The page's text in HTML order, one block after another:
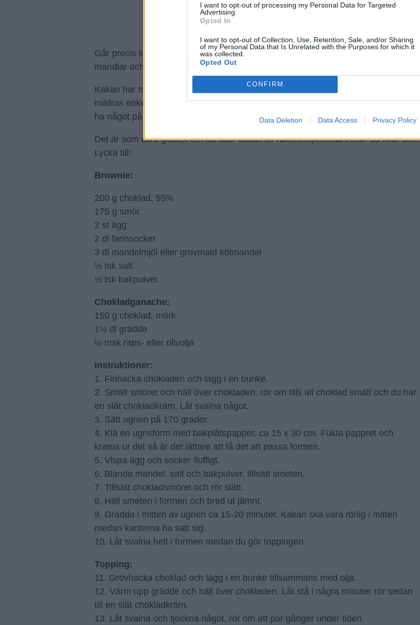
I want to opt-out of processing my Personal Data for Targeted
Advertising.
Opted In
I want to opt-out of Collection, Use, Retention, Sale, and/or Sharing
of my Personal Data that Is Unrelated with the Purposes for which it
was collected.
Opted Out
CONFIRM
Data Deletion Data Access Privacy Policy
Går precis lika bra med mandelmjöl och om du vill kan du grovhacka några extra
mandlar och hälla i.
Kakan har mycket och kraftig chokladsmak som, om du inte gillar det, kan
mildras enkelt om du väljer ljus choklad till toppingen. Du kan såklart skippa att
ha något på helt.
Det är som allra godast om du låter kakan bli rumstempererad innan du fikar den.
Lycka till!
Brownie:
200 g choklad, 55%
175 g smör
2 st ägg
2 dl farinsocker
3 dl mandelmjöl eller grovmald sötmandel
½ tsk salt
½ tsk bakpulver
Chokladganache:
150 g choklad, mörk
1½ dl grädde
½ msk raps- eller olivolja
Instruktioner:
1. Finhacka chokladen och lägg i en bunke.
2. Smält smöret och häll över chokladen, rör om tills all choklad smält och du har
en slät chokladkräm. Låt svalna något.
3. Sätt ugnen på 170 grader.
4. Klä en ugnsform med bakplåtspapper, ca 15 x 30 cm. Fukta pappret och
krama ur det så är det lättare att få det att passa formen.
5. Vispa ägg och socker fluffigt.
6. Blanda mandel, salt och bakpulver, tillsätt smeten.
7. Tillsätt chokladsmöret och rör slätt.
8. Häll smeten i formen och bred ut jämnt.
9. Grädda i mitten av ugnen ca 15-20 minuter. Kakan ska vara rörlig i mitten
medan kanterna ha satt sig.
10. Låt svalna helt i formen medan du gör toppingen.
Topping:
11. Grovhacka choklad och lägg i en bunke tillsammans med olja.
12. Värm upp grädde och häll över chokladen. Låt stå i några minuter rör sedan
till en slät chokladkräm.
13. Låt svalna och tjockna något, rör om ett par gånger under tiden.